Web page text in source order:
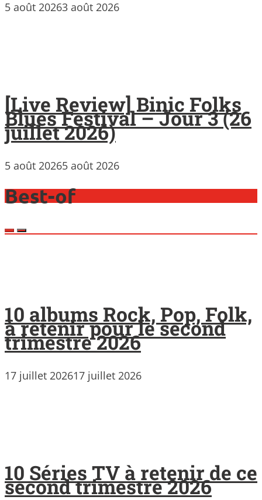
5 août 20263 août 2026
[Live Review] Binic Folks
Blues Festival – Jour 3 (26
juillet 2026)
5 août 20265 août 2026
Best-of
10 albums Rock, Pop, Folk,
à retenir pour le second
trimestre 2026
17 juillet 202617 juillet 2026
10 Séries TV à retenir de ce
second trimestre 2026